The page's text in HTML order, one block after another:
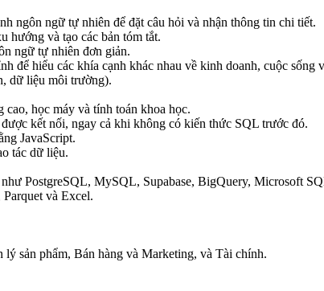
ngôn ngữ tự nhiên để đặt câu hỏi và nhận thông tin chi tiết.
hướng và tạo các bản tóm tắt.
ngữ tự nhiên đơn giản.
để hiểu các khía cạnh khác nhau về kinh doanh, cuộc
dữ liệu môi trường).
học máy và tính toán khoa học.
kết nối, ngay cả khi không có kiến thức SQL trước đó.
JavaScript.
tác dữ liệu.
PostgreSQL, MySQL, Supabase, BigQuery, Microsoft
và Excel.
sản phẩm, Bán hàng và Marketing, và Tài chính.